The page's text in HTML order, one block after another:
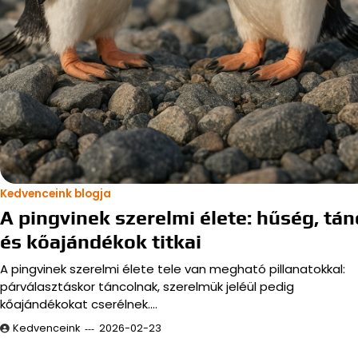
Kedvenceink blogja
A pingvinek szerelmi élete: hűség,
és kőajándékok titkai
A pingvinek szerelmi élete tele van megható pillanatokkal:
párválasztáskor táncolnak, szerelmük jeléül pedig
kőajándékokat cserélnek.…
Kedvenceink 2026-02-23